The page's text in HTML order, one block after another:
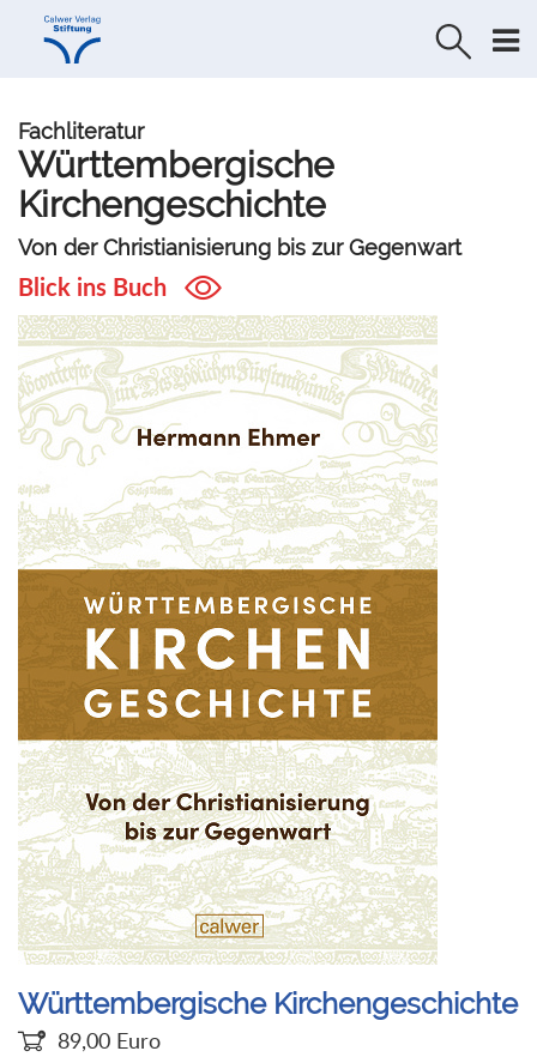
Direkt
Direkt
Fachliteratur
Württembergische
Kirchengeschichte
Von der Christianisierung bis zur Gegenwart
Blick ins Buch
Württembergische Kirchengeschichte
89,00 Euro